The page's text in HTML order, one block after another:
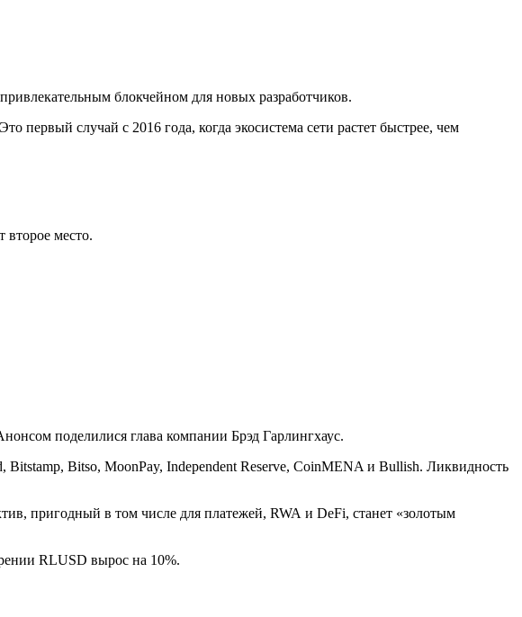
блокчейном для новых разработчиков.
первый случай с 2016 года, когда экосистема сети растет быстрее, чем
второе место.
поделилися глава компании Брэд Гарлингхаус.
Bitso, MoonPay, Independent Reserve, CoinMENA и Bullish. Ликвидность
пригодный в том числе для платежей, RWA и DeFi, станет «золотым
RLUSD вырос на 10%.